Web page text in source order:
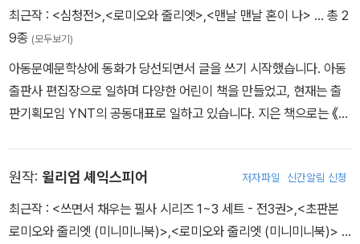
최근작 : <심청전>,<로미오와 줄리엣>,<맨날 맨날 혼이 나> … 총 2
9종 (모두보기)
아동문예문학상에 동화가 당선되면서 글을 쓰기 시작했습니다. 아동
출판사 편집장으로 일하며 다양한 어린이 책을 만들었고, 현재는 출
판기획모임 YNT의 공동대표로 일하고 있습니다. 지은 책으로는 《책
영실》 등이 있습니다.
원작: 윌리엄 셰익스피어 저자파일 신간알림 신청
최근작 : <쓰면서 채우는 필사 시리즈 1~3 세트 - 전3권>,<초판본
로미오와 줄리엣 (미니미니북)>,<로미오와 줄리엣 (미니미니북)> …